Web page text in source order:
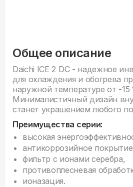
Общее описание
Daichi ICE 2 DC - надежное
для охлаждения и обогрева
наружной температуре от -15
Минималистичный дизайн
станет украшением любого
Преимущества серии:
высокая
антикоррозийное
фильтр с ионами серебра,
противоплесневая
ионазация.